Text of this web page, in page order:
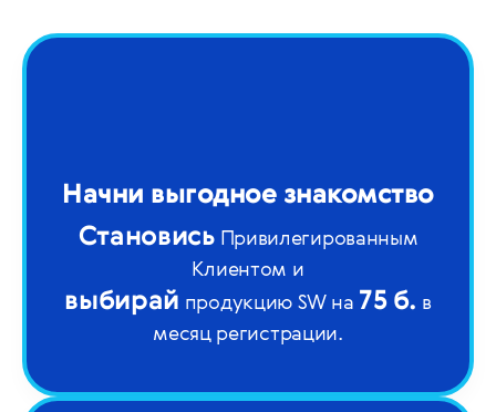
Начни выгодное знакомство
Становись Привилегированным
Клиентом и
выбирай продукцию SW на 75 б. в
месяц регистрации.